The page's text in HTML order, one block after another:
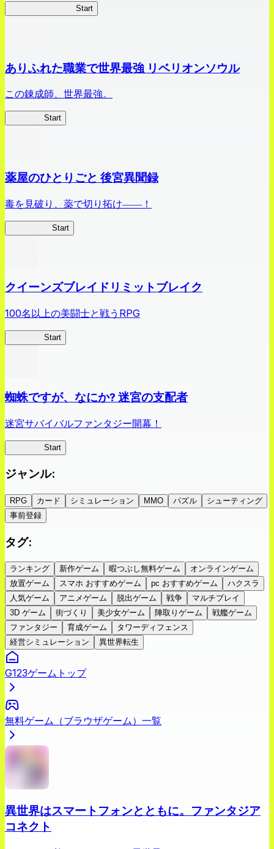
Start
ありふれた職業で世界最強 リベリオンソウル
この錬成師、世界最強。
Start
薬屋のひとりごと 後宮異聞録
毒を見破り、薬で切り拓け――！
Start
クイーンズブレイドリミットブレイク
100名以上の美闘士と戦うRPG
Start
蜘蛛ですが、なにか? 迷宮の支配者
迷宮サバイバルファンタジー開幕！
Start
ジャンル:
RPG カード シミュレーション MMO パズル
シューティング
事前登録
タグ:
ランキング 新作ゲーム 暇つぶし無料ゲーム
オンラインゲーム
放置ゲーム
スマホ おすすめゲーム pc おすすめゲーム
ハクスラ
人気ゲーム
アニメゲーム 脱出ゲーム 戦争
マルチプレイ
3D ゲーム
街づくり 美少女ゲーム 陣取りゲーム
戦艦ゲーム
ファンタジー
育成ゲーム
タワーディフェンス
経営シミュレーション
異世界転生
G123ゲームトップ
無料ゲーム（ブラウザゲーム）一覧
異世界はスマートフォンとともに。ファンタジア
コネクト